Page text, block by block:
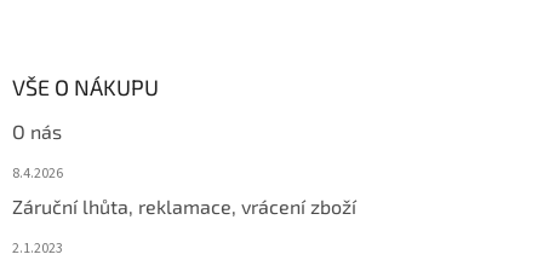
VŠE O NÁKUPU
O nás
8.4.2026
Záruční lhůta, reklamace, vrácení zboží
2.1.2023